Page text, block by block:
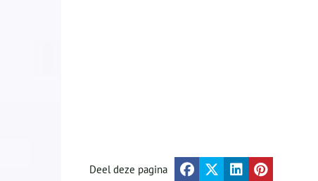
Deel deze pagina